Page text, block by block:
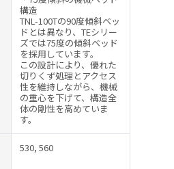
構造
TNL-100Tの90度傾斜ベッ
ドとは異なり、TEシリー
ズでは75度の傾斜ベッド
を採用しています。
この設計により、優れた
切りくず処理とアクセス
性を維持しながら、機械
の重心を下げて、構造全
体の剛性を高めていま
す。
530, 560